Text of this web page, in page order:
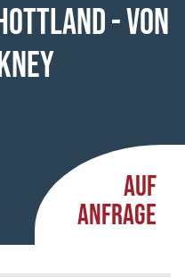
- von
AUF
ANFRAGE